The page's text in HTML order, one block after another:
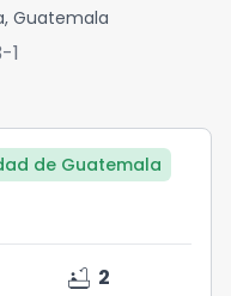
, Guatemala
1
de Guatemala
bathtub 2